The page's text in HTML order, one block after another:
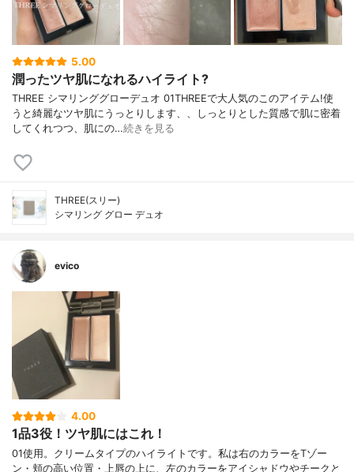
5.00
潤ったツヤ肌になれるハイライト?
THREE シマリンググローデュオ 01THREEで大人気のこのアイテム!使
うと綺麗なツヤ肌にうっとりします、、しっとりとした質感で肌に密着
してくれつつ、肌にの…続きを見る
THREE(スリー)
シマリング グロー デュオ
evico
4.00
1品3役！ツヤ肌にはこれ！
01使用。クリームタイプのハイライトです。私は右のカラーをTゾー
ン・頬の高い位置・上唇の上に、左のカラーをアイシャドウやチークと